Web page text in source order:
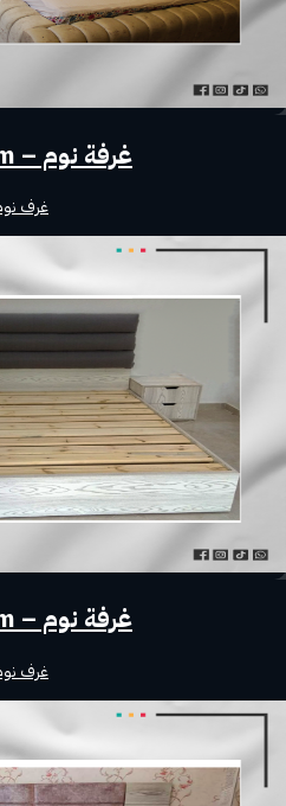
غرفة نوم – Bedroom
غرف
غرفة نوم – Bedroom
غرف